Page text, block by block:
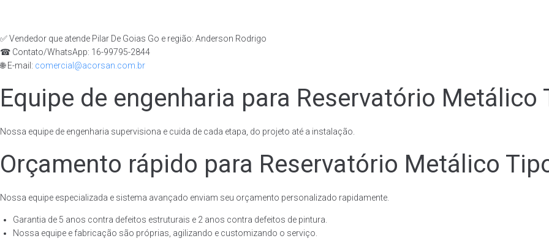
✅ Vendedor que atende Pilar De Goias Go e região: Anderson Rodrigo
☎ Contato/WhatsApp: 16-99795-2844
🌐 E-mail: comercial@acorsan.com.br
Equipe de engenharia para Reservatório Metálico
Nossa equipe de engenharia supervisiona e cuida de cada etapa, do projeto até a instalação.
Orçamento rápido para Reservatório Metálico
Nossa equipe especializada e sistema avançado enviam seu orçamento personalizado rapidamente.
Garantia de 5 anos contra defeitos estruturais e 2 anos contra defeitos de pintura.
Nossa equipe e fabricação são próprias, agilizando e customizando o serviço.